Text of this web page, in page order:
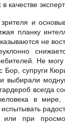
качестве
и
планку
не
Не могу
супруги
всегда
в мире,
при